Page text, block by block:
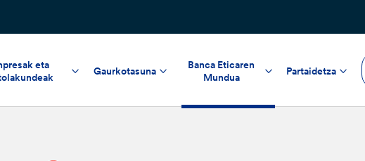
eta
Gaurkotasuna
Banca Eticaren
Mundua
Partaidetza